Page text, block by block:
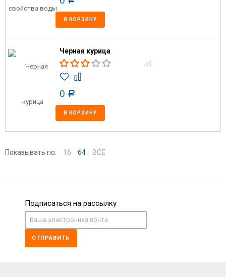
В КОРЗИНУ
Черная курица
0 Р
В КОРЗИНУ
Показывать по: 16 64 ВСЕ
Подписаться на рассылку
ОТПРАВИТЬ